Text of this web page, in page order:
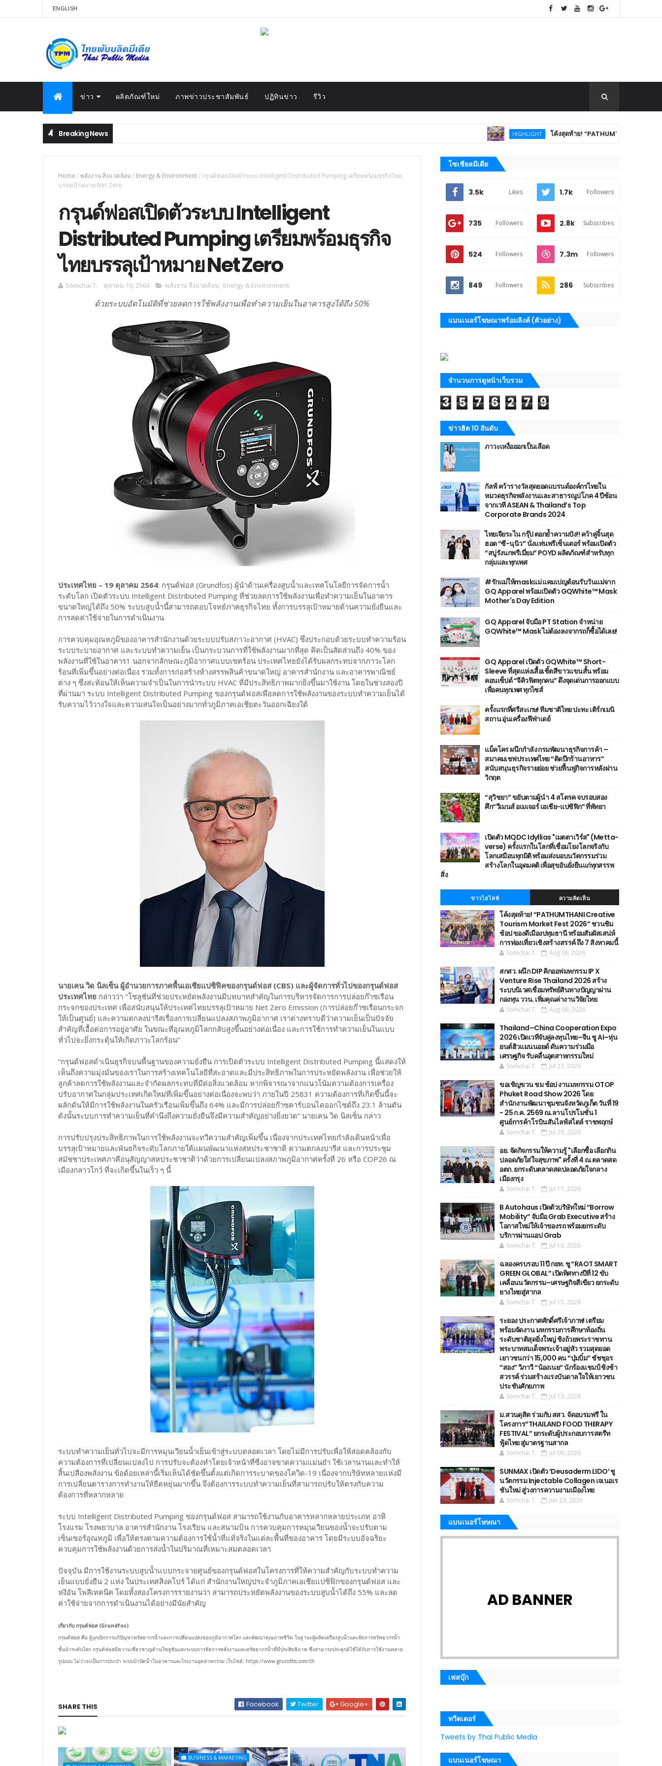
ENGLISH
ข่าว ผลิตภัณฑ์ใหม่ ภาพข่าวประชาสัมพันธ์ ปฏิทินข่าว รีวิว
Breaking News HIGHLIGHT โค้งสุดท้าย! “PATHUMTHANI Creative
Home /พลังงาน สิ่งแวดล้อม / Energy & Environment/ กรุนด์ฟอสเปิดตัวระบบ Intelligent Distributed Pumping เตรียมพร้อมธุรกิจไทย
บรรลุเป้าหมาย Net Zero
กรุนด์ฟอสเปิดตัวระบบ Intelligent
Distributed Pumping เตรียมพร้อมธุรกิจ
ไทยบรรลุเป้าหมาย Net Zero
Somchai T. ตุลาคม 19, 2564 พลังงาน สิ่งแวดล้อม, Energy & Environment
ด้วยระบบอัตโนมัติที่ช่วยลดการใช้พลังงานเพื่อทำความเย็นในอาคารสูงได้ถึง 50%
ประเทศไทย – 19 ตุลาคม 2564: กรุนด์ฟอส (Grundfos) ผู้นำด้านเครื่องสูบน้ำและเทคโนโลยีการจัดการน้ำ
ระดับโลก เปิดตัวระบบ Intelligent Distributed Pumping ที่ช่วยลดการใช้พลังงานเพื่อทำความเย็นในอาคาร
ขนาดใหญ่ได้ถึง 50% ระบบสูบน้ำนี้สามารถตอบโจทย์ภาคธุรกิจไทย ทั้งการบรรลุเป้าหมายด้านความยั่งยืนและ
การลดค่าใช้จ่ายในการดำเนินงาน
การควบคุมอุณหภูมิของอาคารสำนักงานด้วยระบบปรับสภาวะอากาศ (HVAC) ซึ่งประกอบด้วยระบบทำความร้อน
ระบบระบายอากาศ และระบบทำความเย็น เป็นกระบวนการที่ใช้พลังงานมากที่สุด คิดเป็นสัดส่วนถึง 40% ของ
พลังงานที่ใช้ในอาคาร1 นอกจากลักษณะภูมิอากาศแบบเขตร้อน ประเทศไทยยังได้รับผลกระทบจากภาวะโลก
ร้อนที่เพิ่มขึ้นอย่างต่อเนื่อง รวมทั้งการก่อสร้างห้างสรรพสินค้าขนาดใหญ่ อาคารสำนักงาน และอาคารพาณิชย์
ต่าง ๆ ซึ่งสะท้อนให้เห็นความจำเป็นในการนำระบบ HVAC ที่มีประสิทธิภาพมากยิ่งขึ้นมาใช้งาน โดยในช่วงสองปี
ที่ผ่านมา ระบบ Intelligent Distributed Pumping ของกรุนด์ฟอสเพื่อลดการใช้พลังงานของระบบทำความเย็นได้
รับความไว้วางใจและความสนใจเป็นอย่างมากทั่วภูมิภาคเอเชียตะวันออกเฉียงใต้
นายเคน วิด นิลเซ็น ผู้อำนวยการภาคพื้นเอเชียแปซิฟิคของกรุนด์ฟอส (CBS) และผู้จัดการทั่วไปของกรุนด์ฟอส
ประเทศไทย กล่าวว่า "โซลูชันที่ช่วยประหยัดพลังงานมีบทบาทสำคัญในการบริหารจัดการการปล่อยก๊าซเรือน
กระจกของประเทศ เพื่อสนับสนุนให้ประเทศไทยบรรลุเป้าหมาย Net Zero Emission (การปล่อยก๊าซเรือนกระจก
ให้เป็นศูนย์) และความตกลงปารีสเรื่องการเปลี่ยนแปลงสภาพภูมิอากาศ เราต่างทราบดีว่าความเย็นเป็นปัจจัย
สำคัญที่เอื้อต่อการอยู่อาศัย ในขณะที่อุณหภูมิโลกกลับสูงขึ้นอย่างต่อเนื่อง และการใช้การทำความเย็นในแบบ
ทั่วไปจะยิ่งกระตุ้นให้เกิดภาวะโลกร้อน”
“กรุนด์ฟอสดำเนินธุรกิจบนพื้นฐานของความยั่งยืน การเปิดตัวระบบ Intelligent Distributed Pumping นี้แสดงให้
เห็นถึงความมุ่งมั่นของเราในการสร้างเทคโนโลยีที่สะอาดและมีประสิทธิภาพในการประหยัดพลังงาน เพื่อช่วยให้
ลูกค้าลดการใช้พลังงานและจำกัดผลกระทบที่มีต่อสิ่งแวดล้อม หากพิจารณาจากแนวโน้มความต้องการเครื่อง
ปรับอากาศในกลุ่มประเทศเกิดใหม่ที่เพิ่มขึ้นอย่างต่อเนื่องจะพบว่า ภายในปี 25831 ความต้องการที่เกิดขึ้นนี้จะ
ผลักดันให้มีการใช้พลังงานในครัวเรือนเพิ่มขึ้นถึง 64% และมีการปล่อยก๊าซคาร์บอนไดออกไซด์ถึง 23.1 ล้านตัน
ดังนั้นระบบการทำความเย็นที่คำนึงถึงความยั่งยืนจึงมีความสำคัญอย่างยิ่งยวด” นายเคน วิด นิลเซ็น กล่าว
การปรับปรุงประสิทธิภาพในการใช้พลังงานจะทวีความสำคัญเพิ่มขึ้น เนื่องจากประเทศไทยกำลังเดินหน้าเพื่อ
บรรลุเป้าหมายและพันธกิจระดับโลกภายใต้แผนพัฒนาแห่งสหประชาชาติ ความตกลงปารีส และการประชุม
สมัชชาประเทศภาคีอนุสัญญาสหประชาชาติว่าด้วยการเปลี่ยนแปลงสภาพภูมิอากาศครั้งที่ 26 หรือ COP26 ณ
เมืองกลาวโกว์ ที่จะเกิดขึ้นในเร็ว ๆ นี้
ระบบทำความเย็นทั่วไปจะมีการหมุนเวียนน้ำเย็นเข้าสู่ระบบตลอดเวลา โดยไม่มีการปรับเพื่อให้สอดคล้องกับ
ความต้องการที่เปลี่ยนแปลงไป การปรับจะต้องทำโดยเจ้าหน้าที่ซี่งอาจขาดความแม่นยำ ใช้เวลานานและทำให้
สิ้นเปลืองพลังงาน ข้อด้อยเหล่านี้เริ่มเห็นได้ชัดขึ้นตั้งแต่เกิดการระบาดของโควิด-19 เนื่องจากบริษัทหลายแห่งมี
การเปลี่ยนตารางการทำงานให้ยืดหยุ่นมากขึ้น จึงต้องการระบบทำความเย็นที่สามารถปรับให้ตรงกับความ
ต้องการที่หลากหลาย
ระบบ Intelligent Distributed Pumping ของกรุนด์ฟอส สามารถใช้งานกับอาคารหลากหลายประเภท อาทิ
โรงแรม โรงพยาบาล อาคารสำนักงาน โรงเรียน และสนามบิน การควบคุมการหมุนเวียนของน้ำจะปรับตาม
เซ็นเซอร์อุณหภูมิ เพื่อให้ตรงตามความต้องการใช้น้ำที่แท้จริงในแต่ละพื้นที่ของอาคาร โดยมีระบบอัจฉริยะ
ควบคุมการใช้พลังงานด้วยการส่งน้ำในปริมาณที่เหมาะสมตลอดเวลา
ปัจจุบัน มีการใช้งานระบบสูบน้ำแบบกระจายศูนย์ของกรุนด์ฟอสในโครงการที่ให้ความสำคัญกับระบบทำความ
เย็นแบบยั่งยืน 2 แห่ง ในประเทศสิงคโปร์ ได้แก่ สำนักงานใหญ่ประจำภูมิภาคเอเชียแปซิฟิกของกรุนด์ฟอส และ
หงีอัน โพลีเทคนิค โดยทั้งสองโครงการรายงานว่า สามารถประหยัดพลังงานของระบบสูบน้ำได้ถึง 55% และลด
ค่าใช้จ่ายจากการดำเนินงานได้อย่างมีนัยสำคัญ
เกี่ยวกับ กรุนด์ฟอส (Grundfos)
กรุนด์ฟอส คือ ผู้บุกเบิกการแก้ปัญหาทรัพยากรน้ำและการเปลี่ยนแปลงของภูมิอากาศโลก และพัฒนาคุณภาพชีวิต ในฐานะผู้ผลิตเครื่องสูบน้ำและจัดการทรัพยากรน้ำ
ชั้นนำระดับโลก กรุนด์ฟอสมีความเชี่ยวชาญด้านโซลูชันและระบบการจัดการพลังงานและทรัพยากรน้ำที่มีประสิทธิภาพ ซึ่งสามารถประยุกต์ใช้ได้กับการใช้งานหลาย
รูปแบบ ไม่ว่าจะเป็นการประปา ระบบบำบัดน้ำในอาคารและโรงงานอุตสาหกรรม เว็บไซต์: https://www.grundfos.com/th
SHARE THIS Facebook Twitter Google+
BUSINESS & MARKETING
โซเชียลมีเดีย
3.5k Likes 1.7k Followers
735 Followers 2.8k Subscribes
524 Followers 7.3m Followers
849 Followers 286 Subscribes
แบนเนอร์โฆษณาพร้อมลิงค์ (ตัวอย่าง)
จำนวนการดูหน้าเว็บรวม
3 5 7 6 2 7 9
ข่าวฮิต 10 อันดับ
ภาวะเหงื่อออกเป็นเลือด
กัลฟ์ คว้ารางวัลสุดยอดแบรนด์องค์กรไทยใน
หมวดธุรกิจพลังงานและสาธารณูปโภค 4 ปีซ้อน
จากเวที ASEAN & Thailand’s Top
Corporate Brands 2024
ไทยเจียระไน กรุ๊ป ตอกย้ำความปัง!! คว้าคู่จิ้นสุด
ฮอต “ซี-นุนิว” นั่งแท่นพรีเซ็นเตอร์ พร้อมเปิดตัว
“สบู่รังนกพรีเมี่ยม” POYD ผลิตภัณฑ์สำหรับทุก
กลุ่มและทุกเพศ
#รักแม่ให้maskแม่ แคมเปญต้อนรับวันแม่จาก
GQ Apparel พร้อมเปิดตัว GQWhite™ Mask
Mother's Day Edition
GQ Apparel จับมือ PT Station จำหน่าย
GQWhite™ Mask ไม่ต้องลงจากรถก็ซื้อได้เลย!
GQ Apparel เปิดตัว GQWhite™ Short-
Sleeve ที่สุดแห่งเสื้อเชิ้ตสีขาวแขนสั้น พร้อม
คอนเซ็ปต์ “จีคิวฟิตทุกคน” ดึงจุดเด่นการออกแบบ
เพื่อคนทุกเพศ ทุกไซส์
ครั้งแรกที่ศรีสะเกษ! ทีมชาติไทย ปะทะ เติร์กเมนิ
สถาน อุ่นเครื่องฟีฟ่าเดย์
แม็คโคร ผนึกกำลัง กรมพัฒนาธุรกิจการค้า –
สมาคมเชฟประเทศไทย “ติดปีกร้านอาหาร”
สนับสนุนธุรกิจรายย่อย ช่วยฟื้นฟูกิจการหลังผ่าน
วิกฤต
“สุวิชยา” ขยับตามผู้นำ 4 สโตรค จบรอบสอง
ศึก“วีเมนส์ อเมเจอร์ เอเชีย-แปซิฟิก” ที่พัทยา
เปิดตัว MQDC Idyllias "เมตตาเวิร์ส" (Metta-
verse) ครั้งแรกในโลกที่เชื่อมโยงโลกจริงกับ
โลกเสมือนทุกมิติ พร้อมส่งมอบนวัตกรรมร่วม
สร้างโลกในอุดมคติ เพื่อสุขอันยั่งยืนแก่ทุกสรรพ
สิ่ง
ข่าวไฮไลท์ ความคิดเห็น
โค้งสุดท้าย! “PATHUMTHANI Creative
Tourism Market Fest 2026” ชวนชิม
ช้อป ของดีเมืองปทุมธานี พร้อมสัมผัสเสน่ห์
การท่องเที่ยวเชิงสร้างสรรค์ ถึง 7 สิงหาคมนี้
Somchai T. Aug 06, 2026
สกสว. ผนึก DIP คิกออฟมหกรรม IP X
Venture Rise Thailand 2026 สร้าง
ระบบนิเวศเชื่อมทรัพย์สินทางปัญญาผ่าน
กองทุน ววน. เพิ่มคุณค่างานวิจัยไทย
Somchai T. Aug 06, 2026
Thailand–China Cooperation Expo
2026 เปิดเวทีจับคู่ลงทุนไทย–จีน ชู AI–หุ่น
ยนต์ฮิวแมนนอยด์ ดันความร่วมมือ
เศรษฐกิจ รับคลื่นอุตสาหกรรมใหม่
Somchai T. Jul 23, 2026
ขอเชิญขวน ชม ช้อป งานมหกรรม OTOP
Phuket Road Show 2026 โดย
สำนักงานพัฒนาชุมชนจังหวัดภูเก็ต วันที่ 19
- 25 ก.ค. 2569 ณ.ลานโปรโมชั่น 1
ศูนย์การค้าโรบินสันไลฟ์สไตล์ ราชพฤกษ์
Somchai T. Jul 20, 2026
อย. จัดกิจกรรมให้ความรู้ "เลือกซื้อ เลือกกิน
ปลอดภัยใส่ใจสุขภาพ" ครั้งที่ 4 ณ ตลาดสด
อตก. ยกระดับตลาดสดปลอดภัยใจกลาง
เมืองกรุง
Somchai T. Jul 17, 2026
B Autohaus เปิดตัวบริษัทใหม่ “Borrow
Mobility” จับมือ Grab Executive สร้าง
โอกาสใหม่ให้เจ้าของรถ พร้อมยกระดับ
บริการผ่านแอป Grab
Somchai T. Jul 16, 2026
ฉลองครบรอบ 11 ปี กยท. ชู “RAOT SMART
GREEN GLOBAL” เปิดทิศทางปีที่ 12 ขับ
เคลื่อนนวัตกรรม–เศรษฐกิจสีเขียว ยกระดับ
ยางไทยสู่สากล
Somchai T. Jul 15, 2026
ระยอง ประกาศศักดิ์ศรีเจ้าภาพ! เตรียม
พร้อมจัดงาน มหกรรมการศึกษาท้องถิ่น
ระดับชาติสุดยิ่งใหญ่ ชิงถ้วยพระราชทาน
พระบาทสมเด็จพระเจ้าอยู่หัว รวมสุดยอด
เยาวชนกว่า 15,000 คน “บุ๋มบิ๋ม” ชัชชุอร
“สอง” วิภาวี “น้องเนย“ นักร้องแชมป์ ชิงช้า
สวรรค์ ร่วมสร้างแรงบันดาลใจให้เยาวชน
ประชันศักยภาพ
Somchai T. Jul 13, 2026
ม.สวนดุสิต ร่วมกับ สสว. จัดอบรมฟรี ใน
โครงการ“THAILAND FOOD THERAPY
FESTIVAL” ยกระดับผู้ประกอบการสตรีท
ฟู้ดไทย สู่มาตรฐานสากล
Somchai T. Jul 09, 2026
SUNMAX เปิดตัว ‘Deusaderm LIDO’ ชู
นวัตกรรม Injectable Collagen เจเนอเร
ชันใหม่ สู่วงการความงามเมืองไทย
Somchai T. Jun 29, 2026
แบนเนอร์โษษณา
AD BANNER
เฟสบุ๊ก
ทวีตเตอร์
Tweets by Thai Public Media
แบนเนอร์โฆษณา